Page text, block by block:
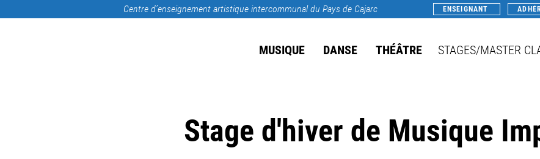
Centre d’enseignement artistique intercommunal du Pays de Cajarc ENSEIGNANT
MUSIQUE DANSE THÉÂTRE STAGES/MASTER
Stage d'hiver de Musique